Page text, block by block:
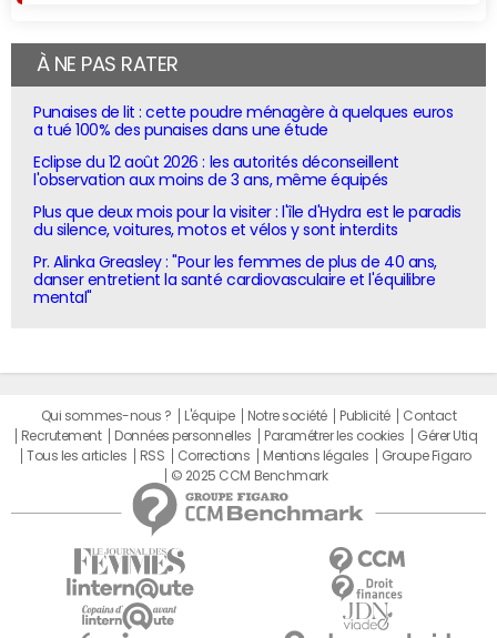
À NE PAS RATER
Punaises de lit : cette poudre ménagère à quelques euros
a tué 100% des punaises dans une étude
Eclipse du 12 août 2026 : les autorités déconseillent
l'observation aux moins de 3 ans, même équipés
Plus que deux mois pour la visiter : l'île d'Hydra est le paradis
du silence, voitures, motos et vélos y sont interdits
Pr. Alinka Greasley : "Pour les femmes de plus de 40 ans,
danser entretient la santé cardiovasculaire et l'équilibre
mental"
Qui sommes-nous ? L'équipe Notre société Publicité
Contact
Recrutement
Données personnelles Paramétrer les cookies
Gérer Utiq
Tous les articles
RSS Corrections Mentions légales
Groupe Figaro
© 2025 CCM Benchmark